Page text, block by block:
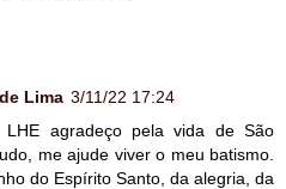
Lima 3/11/22 17:24
LHE agradeço pela vida de São
me ajude viver o meu batismo.
do Espírito Santo, da alegria, da